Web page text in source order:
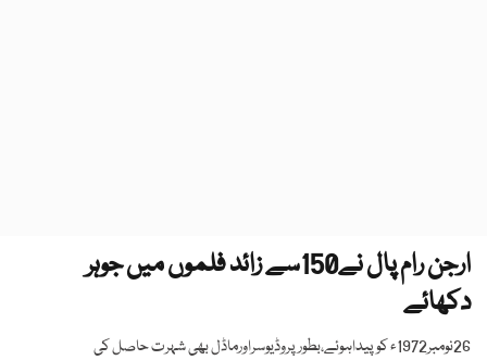
ارجن رام پال نے150سے زائد فلموں میں جوہر
دکھائے
26نومبر1972ء کو پیداہوئے،بطورپروڈیوسراورماڈل بھی شہرت حاصل کی